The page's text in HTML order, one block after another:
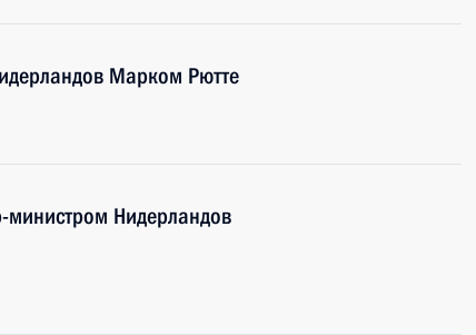
Марком Рютте
Нидерландов